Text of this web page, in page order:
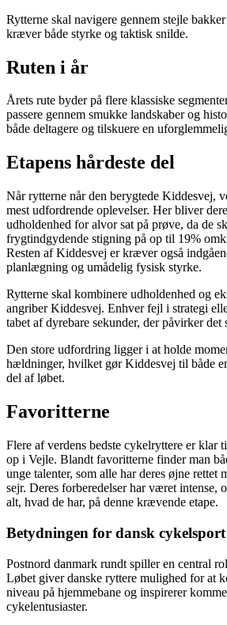
Rytterne skal navigere gennem stejle
kræver både styrke og taktisk snilde.
Ruten i år
Årets rute byder på flere klassiske
passere gennem smukke landskaber og
både deltagere og tilskuere en
Etapens hårdeste del
Når rytterne når den berygtede Kiddesvej,
mest udfordrende oplevelser. Her bliver
udholdenhed for alvor sat på prøve, da de
frygtindgydende stigning på op til 19%
Resten af Kiddesvej er kræver også
planlægning og umådelig fysisk styrke.
Rytterne skal kombinere udholdenhed og
angriber Kiddesvej. Enhver fejl i strategi
tabet af dyrebare sekunder, der påvirker det
Den store udfordring ligger i at holde
hældninger, hvilket gør Kiddesvej til både
del af løbet.
Favoritterne
Flere af verdens bedste cykelryttere er klar
op i Vejle. Blandt favoritterne finder man
unge talenter, som alle har deres øjne rettet
sejr. Deres forberedelser har været intense,
alt, hvad de har, på denne krævende etape.
Betydningen for dansk cykelsport
Postnord danmark rundt spiller en central
Løbet giver danske ryttere mulighed for at
niveau på hjemmebane og inspirerer
cykelentusiaster.